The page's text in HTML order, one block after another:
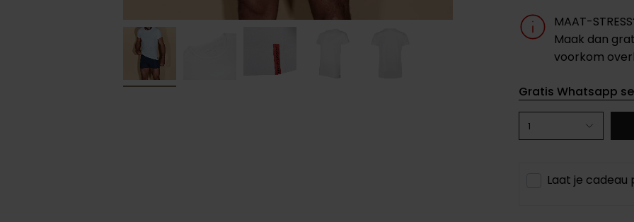
MAAT-
Maak dan
voorkom
Gratis Whatsapp
1
Laat je